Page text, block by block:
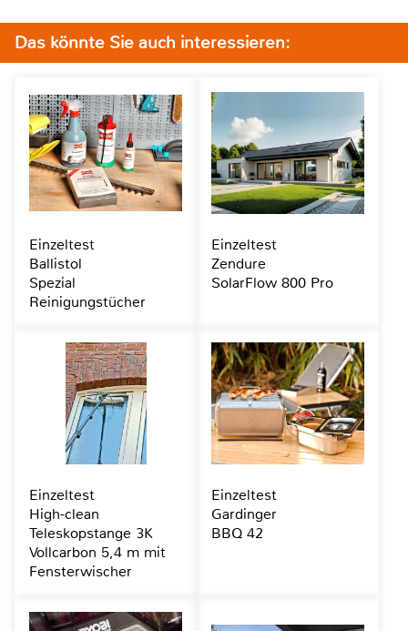
Das könnte Sie auch interessieren:
Einzeltest
Ballistol
Spezial
Reinigungstücher
Einzeltest
Zendure
SolarFlow 800 Pro
Einzeltest
High-clean
Teleskopstange 3K
Vollcarbon 5,4 m mit
Fensterwischer
Einzeltest
Gardinger
BBQ 42